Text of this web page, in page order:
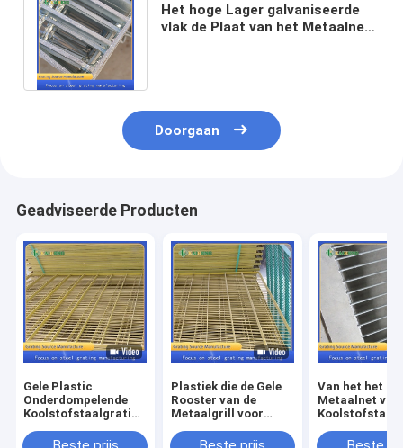
Het hoge Lager galvaniseerde
vlak de Plaat van het Metaalnet
Doorgaan
Geadviseerde Producten
Gele Plastic
Onderdompelende
Koolstofstaalgrating
Schermen
Plastiek die de Gele
Rooster van de
Metaalgrill voor
Schermen
Van het het
Metaalnet van